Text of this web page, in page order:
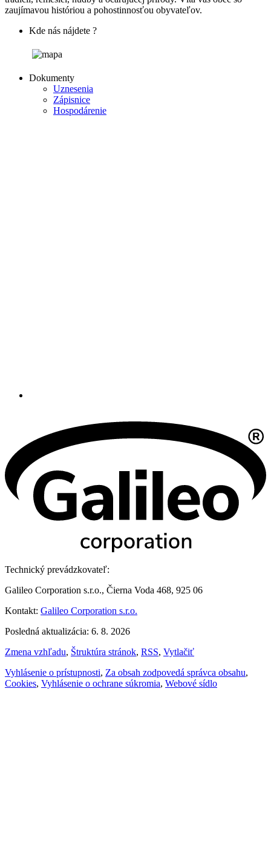
zaujímavou históriou a pohostinnosťou obyvateľov.
Kde nás nájdete ?
Dokumenty
Uznesenia
Zápisnice
Hospodárenie
Technický prevádzkovateľ:
Galileo Corporation s.r.o., Čierna Voda 468, 925 06
Kontakt: Galileo Corporation s.r.o.
Posledná aktualizácia: 6. 8. 2026
Zmena vzhľadu, Štruktúra stránok, RSS, Vytlačiť
Vyhlásenie o prístupnosti, Za obsah zodpovedá správca obsahu,
Cookies, Vyhlásenie o ochrane súkromia, Webové sídlo